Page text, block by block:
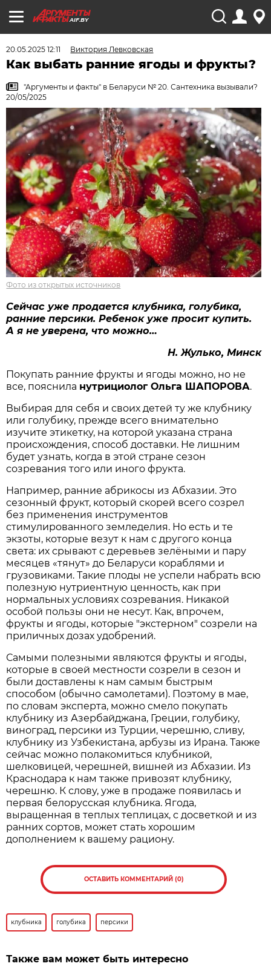
AIF.BY
20.05.2025 12:11 Виктория Левковская
Как выбать ранние ягоды и фрукты?
"Аргументы и факты" в Беларуси № 20. Сантехника вызывали?
20/05/2025
Фото из открытых источников
Сейчас уже продается клубника, голубика,
ранние персики. Ребенок уже просит купить.
А я не уверена, что можно…
Н. Жулько, Минск
Покупать ранние фрукты и ягоды можно, но не
все, пояснила нутрициолог Ольга ШАПОРОВА.
Выбирая для себя и своих детей ту же клубнику
или голубику, прежде всего внимательно
изучите этикетку, на которой указана страна
происхождения, способ доставки. Не лишним
будет узнать, когда в этой стране сезон
созревания того или иного фрукта.
Например, ранние абрикосы из Абхазии. Это
сезонный фрукт, который скорей всего созрел
без применения инструментов
стимулированного земледелия. Но есть и те
экзоты, которые везут к нам с другого конца
света: их срывают с деревьев зелёными и пару
месяцев «тянут» до Беларуси кораблями и
грузовиками. Такие плоды не успели набрать всю
полезную нутриентную ценность, как при
нормальных условиях созревания. Никакой
особой пользы они не несут. Как, впрочем,
фрукты и ягоды, которые "экстерном" созрели на
приличных дозах удобрений.
Самыми полезными являются фрукты и ягоды,
которые в своей местности созрели в сезон и
были доставлены к нам самым быстрым
способом (обычно самолетами). Поэтому в мае,
по словам эксперта, можно смело покупать
клубнику из Азербайджана, Греции, голубику,
виноград, персики из Турции, черешню, сливу,
клубнику из Узбекистана, арбузы из Ирана. Также
сейчас можно полакомиться клубникой,
шелковицей, черешней, вишней из Абхазии. Из
Краснодара к нам также привозят клубнику,
черешню. К слову, уже в продаже появилась и
первая белорусская клубника. Ягода,
выращенная в теплых теплицах, с досветкой и из
ранних сортов, может стать хорошим
дополнением к вашему рациону.
ОСТАВИТЬ КОММЕНТАРИЙ (0)
клубника голубика персики
Также вам может быть интересно